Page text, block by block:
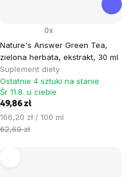
Nature's Answer Green Tea,
zielona herbata, ekstrakt, 30 ml
Suplement diety
0x
Ostatnie 4 sztuki na stanie
Śr 11.8. u ciebie
49,86 zł
Cena
jednostkowa:
166,20 zł / 100 ml
62,69 zł